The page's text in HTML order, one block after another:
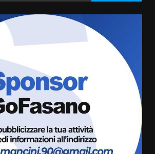
Fasanese ferito a colpi di arma
da fuoco
6 Agosto 2026 18:13